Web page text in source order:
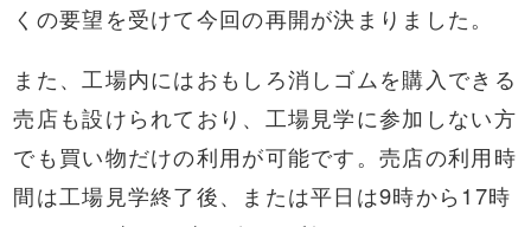
くの要望を受けて今回の再開が決まりました。
また、工場内にはおもしろ消しゴムを購入できる
売店も設けられており、工場見学に参加しない方
でも買い物だけの利用が可能です。売店の利用時
間は工場見学終了後、または平日は9時から17時